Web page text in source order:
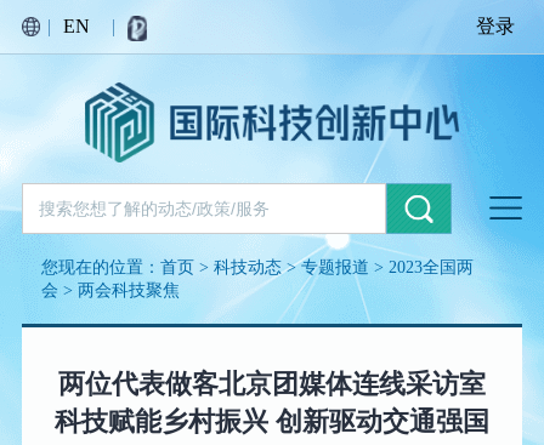
| EN | 登录
您现在的位置：首页 >科技动态>专题报道 > 2023全国两
会 >两会科技聚焦
两位代表做客北京团媒体连线采访室
科技赋能乡村振兴 创新驱动交通强国